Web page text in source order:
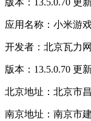
应用名称：小米游
开发者：北京瓦力
版本：13.5.0.70 更
北京地址：北京市
南京地址：南京市